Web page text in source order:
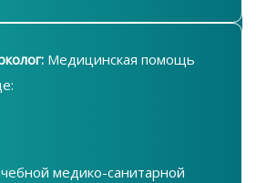
Медицинская помощь
медико-санитарной